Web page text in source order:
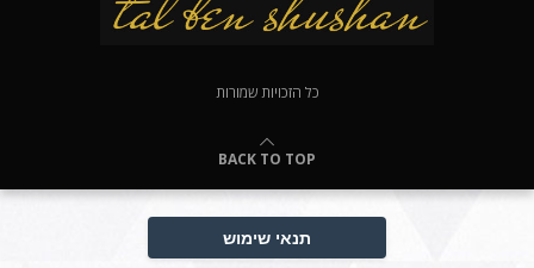
כל הזכויות שמורות
BACK TO TOP
תנאי שימוש